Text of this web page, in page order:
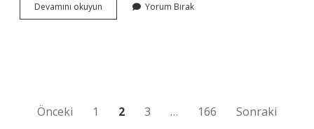
Devamını okuyun
helvadaki
Yorum Bırak
Yazı
Önceki 1 2 3 … 166 Sonraki